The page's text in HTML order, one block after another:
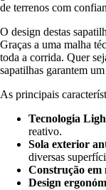
de terrenos com
O design destas
Graças a uma malha
toda a corrida. Quer
sapatilhas garantem
As principais
Tecnologia
reativo.
Sola exterior
diversas
Construção em
Design